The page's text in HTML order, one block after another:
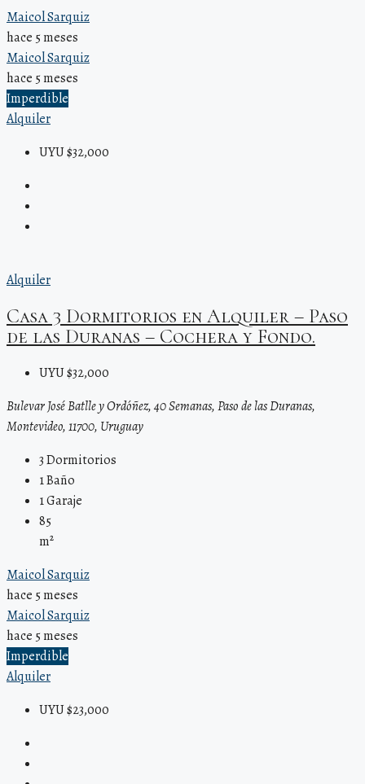
Maicol Sarquiz
hace 5 meses
Maicol Sarquiz
hace 5 meses
Imperdible
Alquiler
UYU $32,000
Alquiler
Casa 3 Dormitorios en Alquiler – Paso
de las Duranas – Cochera y Fondo.
UYU $32,000
Bulevar José Batlle y Ordóñez, 40 Semanas, Paso de las Duranas,
Montevideo, 11700, Uruguay
3Dormitorios
1Baño
1Garaje
85
m²
Maicol Sarquiz
hace 5 meses
Maicol Sarquiz
hace 5 meses
Imperdible
Alquiler
UYU $23,000